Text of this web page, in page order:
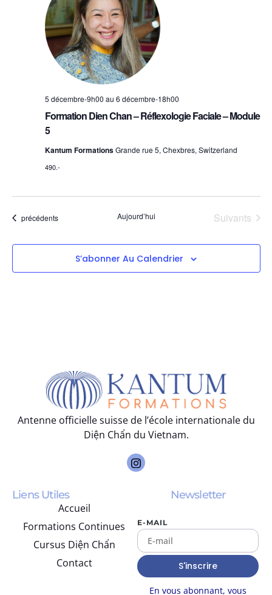
Formation Dien Chan – Réflexologie Faciale – Module
5
5 décembre-9h00 au 6 décembre-18h00
Kantum FormationsGrande rue 5, Chexbres, Switzerland
490.-
Évènements
précédents Aujourd’hui Évènements
Suivants
S’abonner Au Calendrier
Antenne officielle suisse de l’école internationale du
Diện Chẩn du Vietnam.
Liens Utiles
Accueil
Formations Continues
Cursus Diện Chẩn
Contact
Newsletter
E-MAIL
En vous abonnant, vous